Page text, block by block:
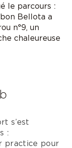
le parcours :
Bellota a
n°9, un
chaleureuse
s’est
:
practice pour